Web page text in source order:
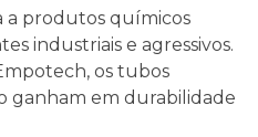
a produtos químicos
industriais e agressivos.
os tubos
ganham em durabilidade